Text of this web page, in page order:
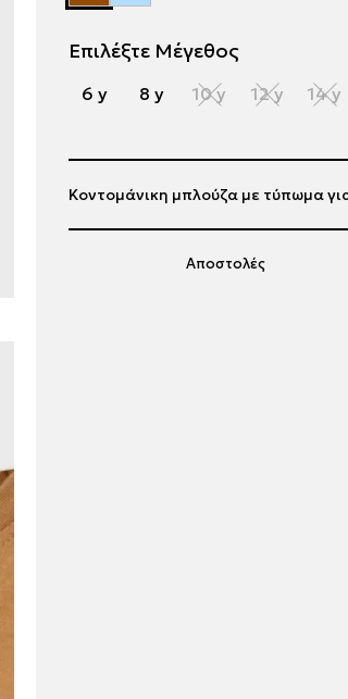
Επιλέξτε Μέγεθος
6 y 8 y 10 y 12 y 14 y
Αποστολές
Κοντομάνικη μπλούζα με τύπωμα